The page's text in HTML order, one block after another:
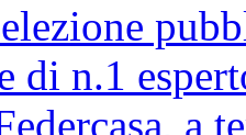
di n.1
a